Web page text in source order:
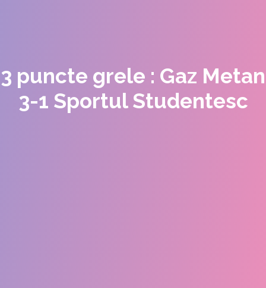
3 puncte grele : Gaz Metan
3-1 Sportul Studentesc